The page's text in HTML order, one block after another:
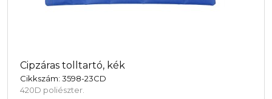
Cipzáras tolltartó, kék
Cikkszám: 3598-23CD
420D poliészter.